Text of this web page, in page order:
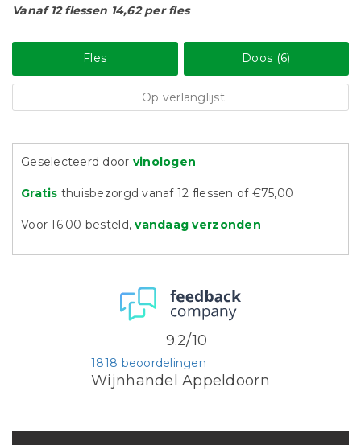
Vanaf 12 flessen 14,62 per fles
Fles Doos (6)
Op verlanglijst
Geselecteerd door vinologen
Gratis thuisbezorgd vanaf 12 flessen of €75,00
Voor 16:00 besteld,vandaag verzonden
Wijnhandel Appeldoorn
1818 beoordelingen
9.2/10